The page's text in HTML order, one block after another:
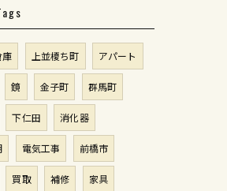
庫 上並榎ち町 アパート
鏡 金子町 群馬町
下仁田 消化器
電気工事 前橋市
買取 補修 家具